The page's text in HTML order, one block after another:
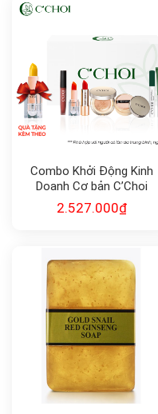
Combo Khởi Động Kinh
Doanh Cơ bản C’Choi
2.527.000₫